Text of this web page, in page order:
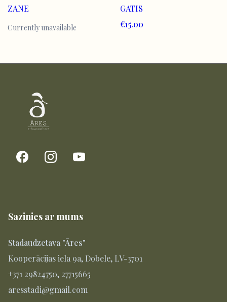
ZANE
Currently unavailable
GATIS
€15.00
Sazinies ar mums
Stādaudzētava "Āres"
Kooperācijas iela 9a, Dobele, LV-3701
+371 29824750, 27715665
aresstadi@gmail.com